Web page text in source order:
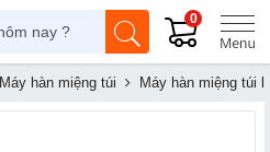
0
Máy hàn miệng túi Máy hàn miệng túi